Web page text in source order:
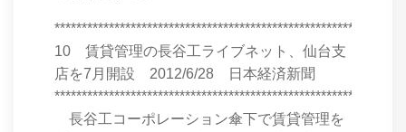
10 賃貸管理の長谷工ライブネット、仙台支
店を7月開設 2012/6/28 日本経済新聞
長谷工コーポレーション傘下で賃貸管理を